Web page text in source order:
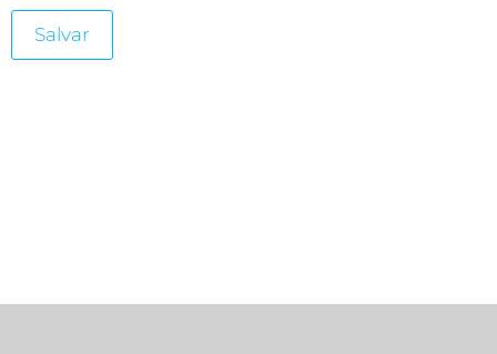
Salvar